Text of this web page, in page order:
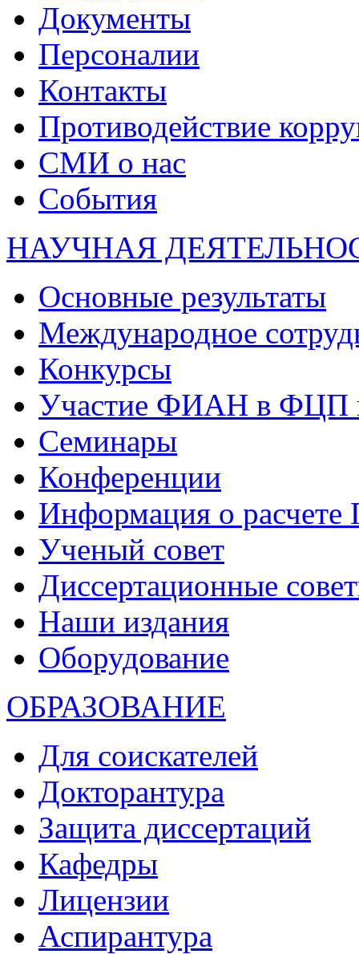
Документы
Персоналии
Контакты
Противодействие
СМИ о нас
События
НАУЧНАЯ
Основные результаты
Международное
Конкурсы
Участие ФИАН в ФЦП
Семинары
Конференции
Информация о
Ученый совет
Диссертационные
Наши издания
Оборудование
ОБРАЗОВАНИЕ
Для соискателей
Докторантура
Защита диссертаций
Кафедры
Лицензии
Аспирантура